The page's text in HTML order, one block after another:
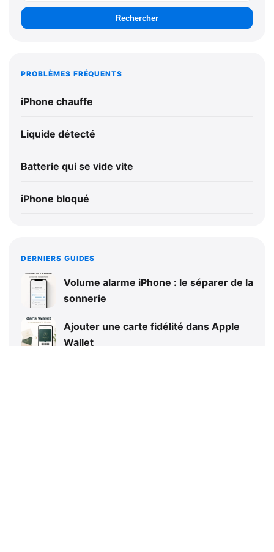
Rechercher
PROBLÈMES FRÉQUENTS
iPhone chauffe
Liquide détecté
Batterie qui se vide vite
iPhone bloqué
DERNIERS GUIDES
Volume alarme iPhone : le séparer de la
sonnerie
Ajouter une carte fidélité dans Apple
Wallet